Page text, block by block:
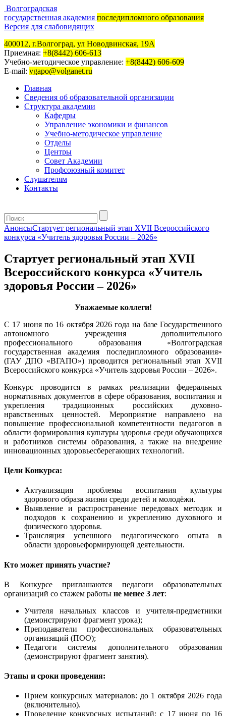
Волгоградская
государственная академия последипломного образования
Версия для слабовидящих
400012, г.Волгоград, ул Новодвинская, 19А
Приемная: +8(8442) 606-613
Учебно-методическое управление: +8(8442) 606-609
E-mail: vgapo@volganet.ru
Главная
Сведения об образовательной организации
Структура академии
Кафедры
Управление экономики и финансов
Учебно-методическое управление
Отделы
Центры
Совет Академии
Профсоюзный комитет
Слушателям
Контакты
АнонсыСтартует региональный этап XVII Всероссийского
конкурса «Учитель здоровья России – 2026»
Стартует региональный этап XVII
Всероссийского конкурса «Учитель
здоровья России – 2026»
Уважаемые коллеги!
С 17 июня по 16 октября 2026 года на базе Государственного
автономного учреждения дополнительного
профессионального образования «Волгоградская
государственная академия последипломного образования»
(ГАУ ДПО «ВГАПО») проводится региональный этап XVII
Всероссийского конкурса «Учитель здоровья России – 2026».
Конкурс проводится в рамках реализации федеральных
нормативных документов в сфере образования, воспитания и
укрепления традиционных российских духовно-
нравственных ценностей. Мероприятие направлено на
повышение профессиональной компетентности педагогов в
области формирования культуры здоровья среди обучающихся
и работников системы образования, а также на внедрение
инновационных здоровьесберегающих технологий.
Цели Конкурса:
Актуализация проблемы воспитания культуры
здорового образа жизни среди детей и молодёжи.
Выявление и распространение передовых методик и
подходов к сохранению и укреплению духовного и
физического здоровья.
Трансляция успешного педагогического опыта в
области здоровьеформирующей деятельности.
Кто может принять участие?
В Конкурсе приглашаются педагоги образовательных
организаций со стажем работы не менее 3 лет:
Учителя начальных классов и учителя-предметники
(демонстрируют фрагмент урока);
Преподаватели профессиональных образовательных
организаций (ПОО);
Педагоги системы дополнительного образования
(демонстрируют фрагмент занятия).
Этапы и сроки проведения:
Прием конкурсных материалов: до 1 октября 2026 года
(включительно).
Проведение конкурсных испытаний: с 17 июня по 16